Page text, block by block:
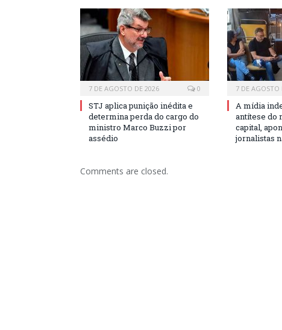
7 DE AGOSTO DE 2026 0
STJ aplica punição inédita e
determina perda do cargo do
ministro Marco Buzzi por
assédio
7 DE AGOSTO
A mídia
antítese do
capital,
jornalistas
Comments are closed.